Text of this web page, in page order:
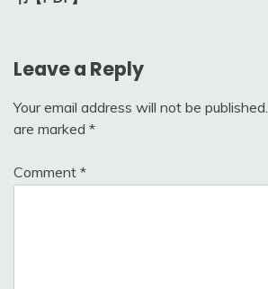
Leave a Reply
Your email address will not be published.
are marked *
Comment *